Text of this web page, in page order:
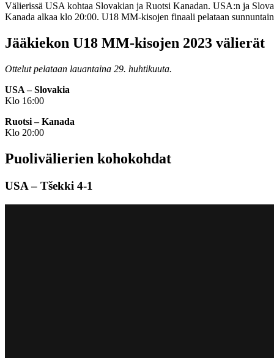
Välierissä USA kohtaa Slovakian ja Ruotsi Kanadan. USA:n ja
Kanada alkaa klo 20:00. U18 MM-kisojen finaali pelataan
Jääkiekon U18 MM-kisojen 2023 välierät
Ottelut pelataan lauantaina 29. huhtikuuta.
USA – Slovakia
Klo 16:00
Ruotsi – Kanada
Klo 20:00
Puolivälierien kohokohdat
USA – Tšekki 4-1